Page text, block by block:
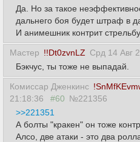
Да. Но за такое
дальнего боя будет штраф в
И анимешник контрит
Мастер !!Dt0zvnLZ Срд 14 Авг
Бэкчус, ты тоже не выпадай.
Комиссар Дженкинс
21:18:36
#60 №221356
>>221351
А болты "кракен" он тоже
Алсо, две атаки - это два